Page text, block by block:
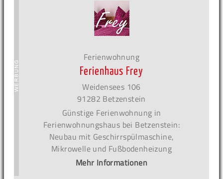
Ferienwohnung
Ferienhaus Frey
Weidensees 106
91282 Betzenstein
Günstige Ferienwohnung in
Ferienwohnungshaus bei Betzenstein:
Neubau mit Geschirrspülmaschine,
Mikrowelle und Fußbodenheizung
Mehr Informationen